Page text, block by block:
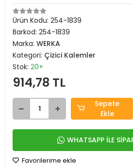
Ürün Kodu: 254-1839
Barkod: 254-1839
Marka: WERKA
Kategori: Çizici Kalemler
Stok: 20+
914,78 TL
Sepete
Ekle
WHATSAPP İLE
Favorilerime ekle